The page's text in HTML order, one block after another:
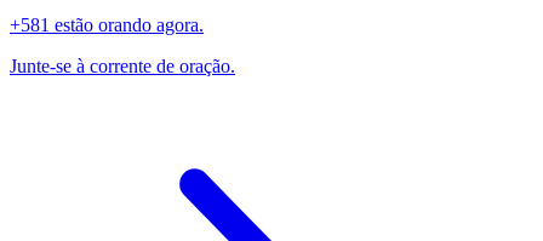
+581 estão orando agora.
Junte-se à corrente de oração.